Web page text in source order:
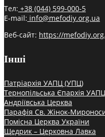
Тел: +38 (044) 599-000-5
E-mail: info@mefodiy.org.ua
Веб-сайт: https://
Інші
Патріархія УАПЦ (УПЦ)
Тернопільська Єпархія
Андріївська Церква
Парафія Св. Жінок-
Помісна Церква України
Щедрик – Церковна Лавка